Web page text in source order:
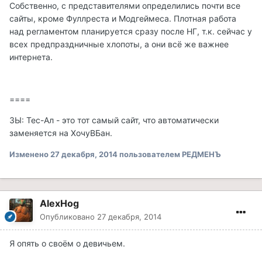
Собственно, с представителями определились почти все
сайты, кроме Фуллреста и Модгеймеса. Плотная работа
над регламентом планируется сразу после НГ, т.к. сейчас у
всех предпраздничные хлопоты, а они всё же важнее
интернета.
====
ЗЫ: Тес-Ал - это тот самый сайт, что автоматически
заменяется на ХочуВБан.
Изменено 27 декабря, 2014пользователем РЕДМЕНЪ
AlexHog
Опубликовано 27 декабря, 2014
Я опять о своём о девичьем.